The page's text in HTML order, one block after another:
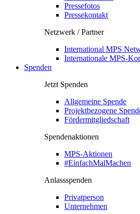
Pressefotos
Pressekontakt
Netzwerk / Partner
International MPS
Internationale MPS-
Spenden
Jetzt Spenden
Allgemeine Spende
Projektbezogene
Fördermitgliedschaft
Spendenaktionen
MPS-Aktionen
#EinfachMalMachen
Anlassspenden
Privatperson
Unternehmen